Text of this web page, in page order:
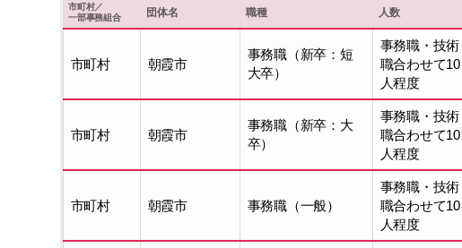
市町村／
一部事務組合
団体名 職種 人数
市町村 朝霞市
事務職（新卒：短
大卒）
事務職・技術
職合わせて10
人程度
市町村 朝霞市
事務職（新卒：大
卒）
事務職・技術
職合わせて10
人程度
市町村 朝霞市 事務職（一般）
事務職・技術
職合わせて10
人程度